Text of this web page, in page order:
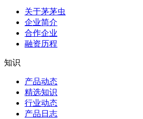
关于茅茅虫
企业简介
合作企业
融资历程
知识
产品动态
精选知识
行业动态
产品日志